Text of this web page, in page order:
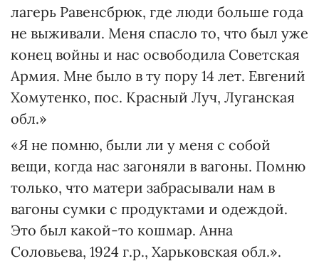
лагерь Равенсбрюк, где люди больше года
не выживали. Меня спасло то, что был уже
конец войны и нас освободила Советская
Армия. Мне было в ту пору 14 лет. Евгений
Хомутенко, пос. Красный Луч, Луганская
обл.»
«Я не помню, были ли у меня с собой
вещи, когда нас загоняли в вагоны. Помню
только, что матери забрасывали нам в
вагоны сумки с продуктами и одеждой.
Это был какой-то кошмар. Анна
Соловьева, 1924 г.р., Харьковская обл.».